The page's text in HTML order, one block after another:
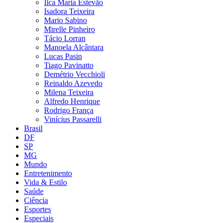
Ilca Maria Estevão
Isadora Teixeira
Mario Sabino
Mirelle Pinheiro
Tácio Lorran
Manoela Alcântara
Lucas Pasin
Tiago Pavinatto
Demétrio Vecchioli
Reinaldo Azevedo
Milena Teixeira
Alfredo Henrique
Rodrigo França
Vinícius Passarelli
Brasil
DF
SP
MG
Mundo
Entretenimento
Vida & Estilo
Saúde
Ciência
Esportes
Especiais